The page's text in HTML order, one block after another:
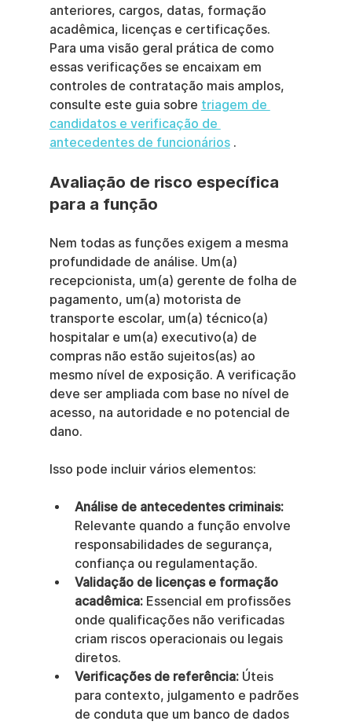
anteriores, cargos, datas, formação
acadêmica, licenças e certificações.
Para uma visão geral prática de como
essas verificações se encaixam em
controles de contratação mais amplos,
consulte este guia sobre triagem de
candidatos e verificação de
antecedentes de funcionários .
Avaliação de risco específica
para a função
Nem todas as funções exigem a mesma
profundidade de análise. Um(a)
recepcionista, um(a) gerente de folha de
pagamento, um(a) motorista de
transporte escolar, um(a) técnico(a)
hospitalar e um(a) executivo(a) de
compras não estão sujeitos(as) ao
mesmo nível de exposição. A verificação
deve ser ampliada com base no nível de
acesso, na autoridade e no potencial de
dano.
Isso pode incluir vários elementos:
Análise de antecedentes criminais:
Relevante quando a função envolve
responsabilidades de segurança,
confiança ou regulamentação.
Validação de licenças e formação
acadêmica: Essencial em profissões
onde qualificações não verificadas
criam riscos operacionais ou legais
diretos.
Verificações de referência: Úteis
para contexto, julgamento e padrões
de conduta que um banco de dados